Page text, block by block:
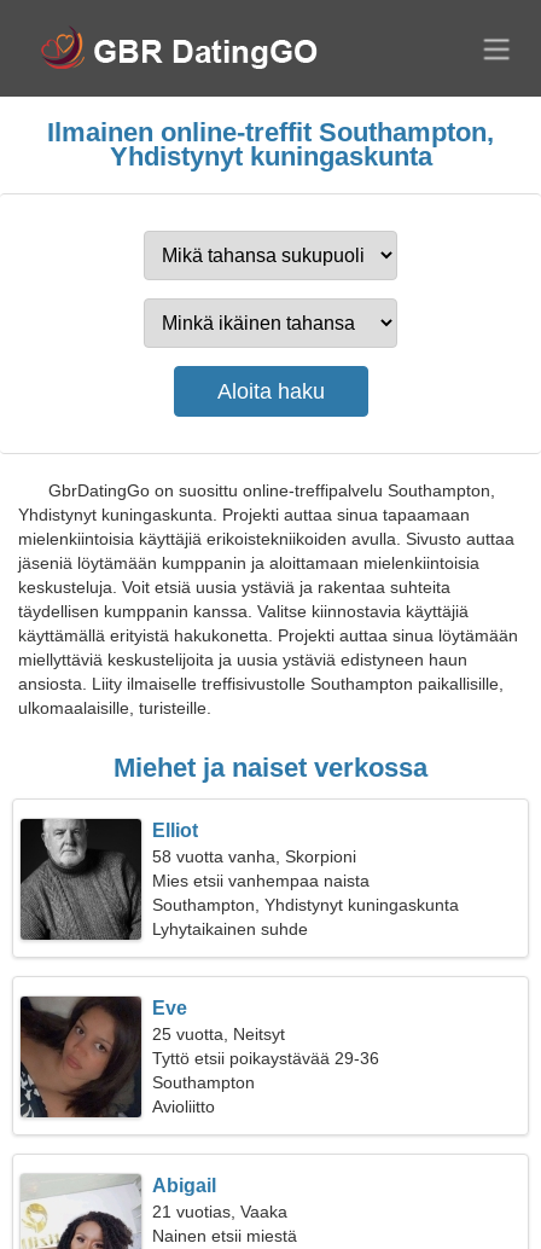
Ilmainen online-treffit Southampton,
Yhdistynyt kuningaskunta
GbrDatingGo on suosittu online-treffipalvelu Southampton,
Yhdistynyt kuningaskunta. Projekti auttaa sinua tapaamaan
mielenkiintoisia käyttäjiä erikoistekniikoiden avulla. Sivusto auttaa
jäseniä löytämään kumppanin ja aloittamaan mielenkiintoisia
keskusteluja. Voit etsiä uusia ystäviä ja rakentaa suhteita
täydellisen kumppanin kanssa. Valitse kiinnostavia käyttäjiä
käyttämällä erityistä hakukonetta. Projekti auttaa sinua löytämään
miellyttäviä keskustelijoita ja uusia ystäviä edistyneen haun
ansiosta. Liity ilmaiselle treffisivustolle Southampton paikallisille,
ulkomaalaisille, turisteille.
Miehet ja naiset verkossa
Elliot
58 vuotta vanha, Skorpioni
Mies etsii vanhempaa naista
Southampton, Yhdistynyt kuningaskunta
Lyhytaikainen suhde
Eve
25 vuotta, Neitsyt
Tyttö etsii poikaystävää 29-36
Southampton
Avioliitto
Abigail
21 vuotias, Vaaka
Nainen etsii miestä